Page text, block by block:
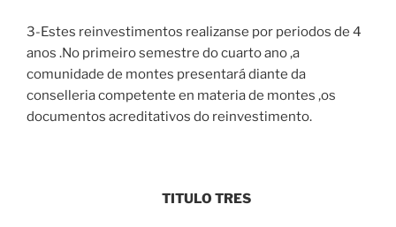
3-Estes reinvestimentos realizanse por periodos de 4
anos .No primeiro semestre do cuarto ano ,a
comunidade de montes presentará diante da
conselleria competente en materia de montes ,os
documentos acreditativos do reinvestimento.
TITULO TRES